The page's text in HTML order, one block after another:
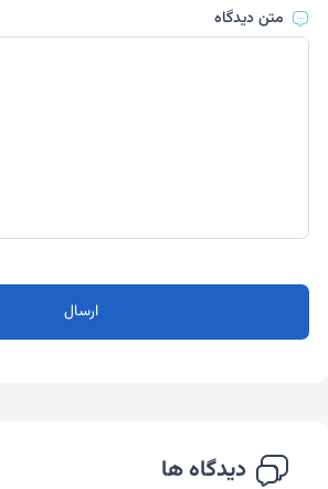
متن دیدگاه
ارسال
دیدگاه ها